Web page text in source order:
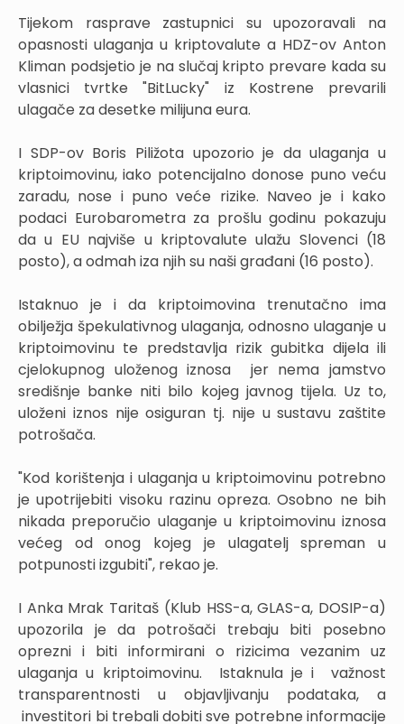
Tijekom rasprave zastupnici su upozoravali na
opasnosti ulaganja u kriptovalute a HDZ-ov Anton
Kliman podsjetio je na slučaj kripto prevare kada su
vlasnici tvrtke "BitLucky" iz Kostrene prevarili
ulagače za desetke milijuna eura.
I SDP-ov Boris Piližota upozorio je da ulaganja u
kriptoimovinu, iako potencijalno donose puno veću
zaradu, nose i puno veće rizike. Naveo je i kako
podaci Eurobarometra za prošlu godinu pokazuju
da u EU najviše u kriptovalute ulažu Slovenci (18
posto), a odmah iza njih su naši građani (16 posto).
Istaknuo je i da kriptoimovina trenutačno ima
obilježja špekulativnog ulaganja, odnosno ulaganje u
kriptoimovinu te predstavlja rizik gubitka dijela ili
cjelokupnog uloženog iznosa jer nema jamstvo
središnje banke niti bilo kojeg javnog tijela. Uz to,
uloženi iznos nije osiguran tj. nije u sustavu zaštite
potrošača.
"Kod korištenja i ulaganja u kriptoimovinu potrebno
je upotrijebiti visoku razinu opreza. Osobno ne bih
nikada preporučio ulaganje u kriptoimovinu iznosa
većeg od onog kojeg je ulagatelj spreman u
potpunosti izgubiti", rekao je.
I Anka Mrak Taritaš (Klub HSS-a, GLAS-a, DOSIP-a)
upozorila je da potrošači trebaju biti posebno
oprezni i biti informirani o rizicima vezanim uz
ulaganja u kriptoimovinu. Istaknula je i važnost
transparentnosti u objavljivanju podataka, a
investitori bi trebali dobiti sve potrebne informacije